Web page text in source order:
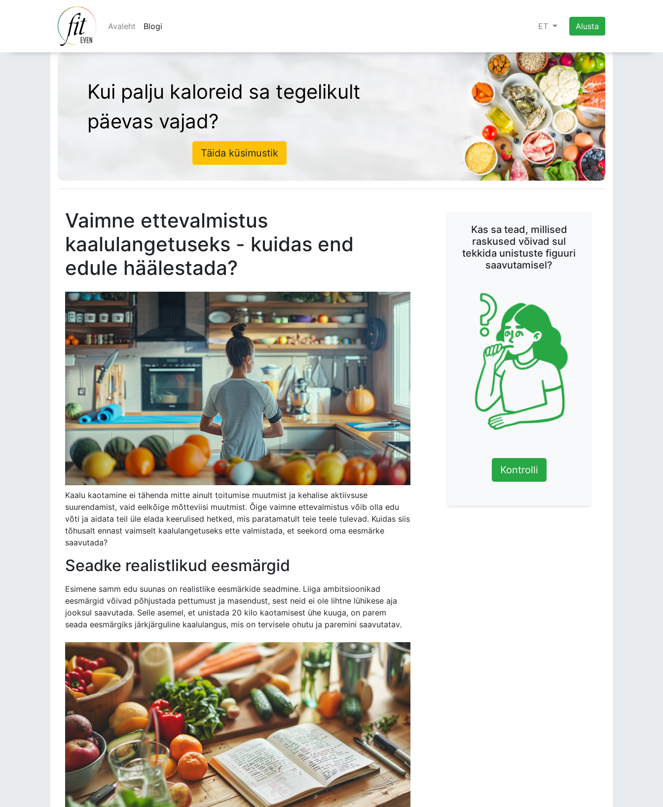
Avaleht Blogi ET Alusta
Kui palju kaloreid sa tegelikult
päevas vajad?
Täida küsimustik
Vaimne ettevalmistus
kaalulangetuseks - kuidas end
edule häälestada?
Kaalu kaotamine ei tähenda mitte ainult toitumise muutmist ja kehalise aktiivsuse
suurendamist, vaid eelkõige mõtteviisi muutmist. Õige vaimne ettevalmistus võib olla edu
võti ja aidata teil üle elada keerulised hetked, mis paratamatult teie teele tulevad. Kuidas siis
tõhusalt ennast vaimselt kaalulangetuseks ette valmistada, et seekord oma eesmärke
saavutada?
Seadke realistlikud eesmärgid
Esimene samm edu suunas on realistlike eesmärkide seadmine. Liiga ambitsioonikad
eesmärgid võivad põhjustada pettumust ja masendust, sest neid ei ole lihtne lühikese aja
jooksul saavutada. Selle asemel, et unistada 20 kilo kaotamisest ühe kuuga, on parem
seada eesmärgiks järkjärguline kaalulangus, mis on tervisele ohutu ja paremini saavutatav.
Kas sa tead, millised
raskused võivad sul
tekkida unistuste figuuri
saavutamisel?
Kontrolli